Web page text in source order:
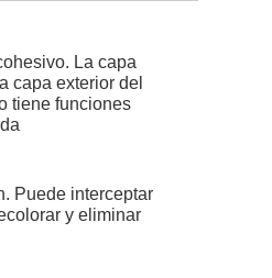
La capa
capa exterior del
tiene funciones
Puede interceptar
y eliminar